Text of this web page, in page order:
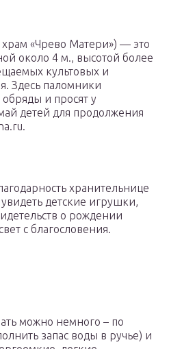
«Чрево Матери») — это
около 4 м., высотой более
культовых и
Здесь паломники
и просят у
детей для продолжения
хранительнице
детские игрушки,
о рождении
с благословения.
можно немного – по
запас воды в ручье) и